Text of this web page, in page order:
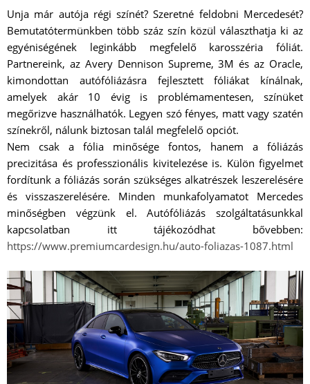
Unja már autója régi színét? Szeretné feldobni Mercedesét?
Bemutatótermünkben több száz szín közül választhatja ki az
egyéniségének leginkább megfelelő karosszéria fóliát.
Partnereink, az Avery Dennison Supreme, 3M és az Oracle,
kimondottan autófóliázásra fejlesztett fóliákat kínálnak,
amelyek akár 10 évig is problémamentesen, színüket
megőrizve használhatók. Legyen szó fényes, matt vagy szatén
színekről, nálunk biztosan talál megfelelő opciót.
Nem csak a fólia minősége fontos, hanem a fóliázás
precizitása és professzionális kivitelezése is. Külön figyelmet
fordítunk a fóliázás során szükséges alkatrészek leszerelésére
és visszaszerelésére. Minden munkafolyamatot Mercedes
minőségben végzünk el. Autófóliázás szolgáltatásunkkal
kapcsolatban itt tájékozódhat bővebben:
https://www.premiumcardesign.hu/auto-foliazas-1087.html